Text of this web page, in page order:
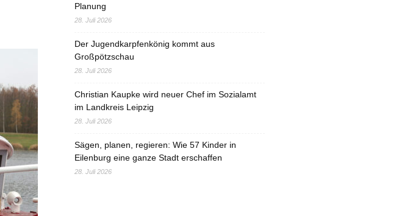
Planung
28. Juli 2026
Der Jugendkarpfenkönig kommt aus
Großpötzschau
28. Juli 2026
Christian Kaupke wird neuer Chef im Sozialamt
im Landkreis Leipzig
28. Juli 2026
Sägen, planen, regieren: Wie 57 Kinder in
Eilenburg eine ganze Stadt erschaffen
28. Juli 2026